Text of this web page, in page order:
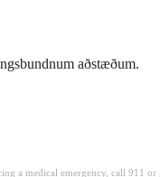
aðstæðum.
a medical emergency, call 911 or